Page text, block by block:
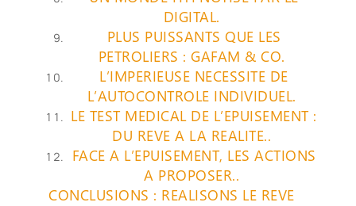
DIGITAL.
PLUS PUISSANTS QUE LES
PETROLIERS : GAFAM & CO.
L’IMPERIEUSE NECESSITE DE
L’AUTOCONTROLE INDIVIDUEL.
LE TEST MEDICAL DE L’EPUISEMENT :
DU REVE A LA REALITE..
FACE A L’EPUISEMENT, LES ACTIONS
A PROPOSER..
CONCLUSIONS : REALISONS LE REVE